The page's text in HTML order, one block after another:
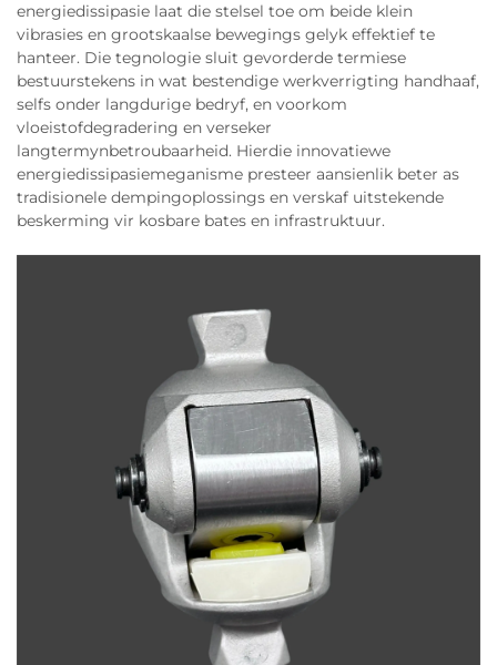
energiedissipasie laat die stelsel toe om beide klein
vibrasies en grootskaalse bewegings gelyk effektief te
hanteer. Die tegnologie sluit gevorderde termiese
bestuurstekens in wat bestendige werkverrigting handhaaf,
selfs onder langdurige bedryf, en voorkom
vloeistofdegradering en verseker
langtermynbetroubaarheid. Hierdie innovatiewe
energiedissipasiemeganisme presteer aansienlik beter as
tradisionele dempingoplossings en verskaf uitstekende
beskerming vir kosbare bates en infrastruktuur.